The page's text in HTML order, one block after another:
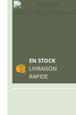
EN STOCK
LIVRAISON
RAPIDE